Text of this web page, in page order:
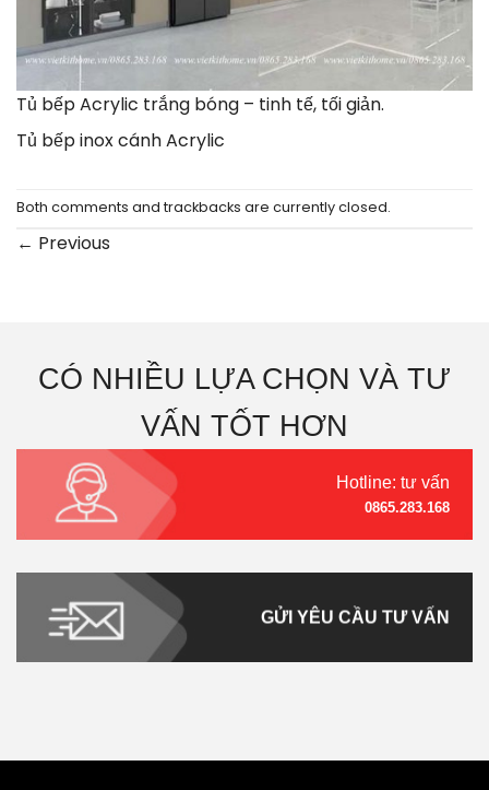
Tủ bếp Acrylic trắng bóng – tinh tế, tối giản.
Tủ bếp inox cánh Acrylic
Both comments and trackbacks are currently closed.
← Previous
CÓ NHIỀU LỰA CHỌN VÀ TƯ
VẤN TỐT HƠN
Hotline: tư vấn
0865.283.168
GỬI YÊU CẦU TƯ VẤN